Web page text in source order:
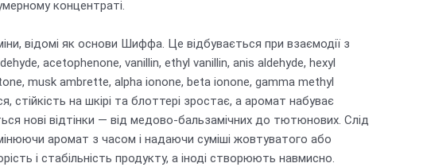
концентраті.
відомі як основи Шиффа. Це відбувається при взаємодії з
acetophenone, vanillin, ethyl vanillin, anis aldehyde, hexyl
musk ambrette, alpha ionone, beta ionone, gamma methyl
стійкість на шкірі та блоттері зростає, а аромат набуває
нові відтінки — від медово-бальзамічних до тютюнових. Слід
аромат з часом і надаючи суміші жовтуватого або
і стабільність продукту, а іноді створюють навмисно.